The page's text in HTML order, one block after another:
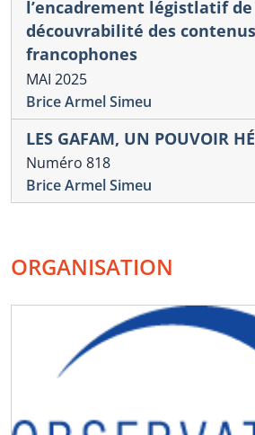
l’encadrement légistlatif
découvrabilité des
francophones
MAI 2025
Brice Armel Simeu
LES GAFAM, UN POUVOIR
Numéro 818
Brice Armel Simeu
ORGANISATION